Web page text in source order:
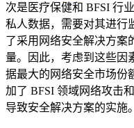
次是医疗保健和 BFSI 行
私人数据，需要对其进行
了采用网络安全解决方案
量。因此，考虑到这些因
据最大的网络安全市场份
加了 BFSI 领域网络攻击
导致安全解决方案的实施。